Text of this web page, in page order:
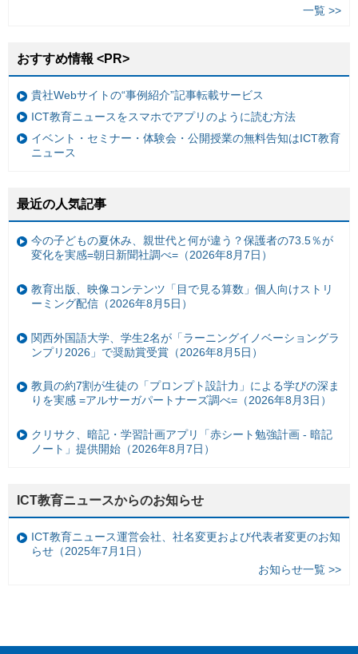
一覧 >>
おすすめ情報 <PR>
貴社Webサイトの“事例紹介”記事転載サービス
ICT教育ニュースをスマホでアプリのように読む方法
イベント・セミナー・体験会・公開授業の無料告知はICT教育
ニュース
最近の人気記事
今の子どもの夏休み、親世代と何が違う？保護者の73.5％が
変化を実感=朝日新聞社調べ=（2026年8月7日）
教育出版、映像コンテンツ「目で見る算数」個人向けストリ
ーミング配信（2026年8月5日）
関西外国語大学、学生2名が「ラーニングイノベーショングラ
ンプリ2026」で奨励賞受賞（2026年8月5日）
教員の約7割が生徒の「プロンプト設計力」による学びの深ま
りを実感 =アルサーガパートナーズ調べ=（2026年8月3日）
クリサク、暗記・学習計画アプリ「赤シート勉強計画 - 暗記
ノート」提供開始（2026年8月7日）
ICT教育ニュースからのお知らせ
ICT教育ニュース運営会社、社名変更および代表者変更のお知
らせ（2025年7月1日）
お知らせ一覧 >>